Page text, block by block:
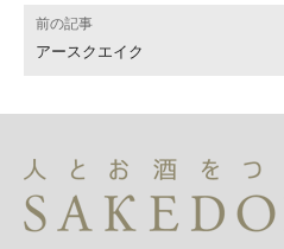
前の記事
アースクエイク